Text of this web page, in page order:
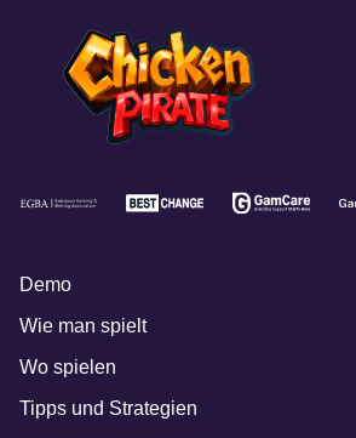
Demo
Wie man spielt
Wo spielen
Tipps und Strategien